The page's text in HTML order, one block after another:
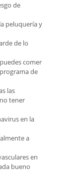
de
peluquería y
de lo
comer
de
las
tener
en la
a
en
bueno